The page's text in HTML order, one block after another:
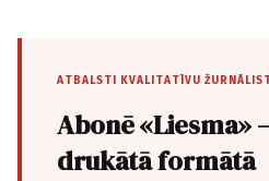
ATBALSTI KVALITATĪVU
Abonē «Liesma»
drukātā formātā